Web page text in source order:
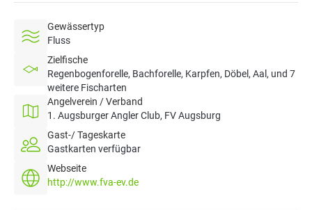
Gewässertyp
Fluss
Zielfische
Regenbogenforelle, Bachforelle, Karpfen, Döbel, Aal, und 7
weitere Fischarten
Angelverein / Verband
1. Augsburger Angler Club, FV Augsburg
Gast-/ Tageskarte
Gastkarten verfügbar
Webseite
http://www.fva-ev.de